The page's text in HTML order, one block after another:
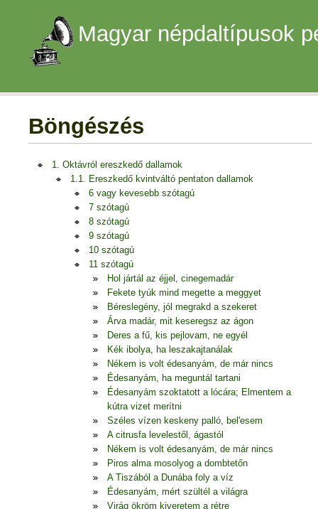
Magyar népdaltípusok
Böngészés
1. Oktávról ereszkedő dallamok
1.1. Ereszkedő kvintváltó pentaton dallamok
6 vagy kevesebb szótagú
7 szótagú
8 szótagú
9 szótagú
10 szótagú
11 szótagú
Hol jártál az éjjel, cinegemadár
Fekete tyúk mind megette a meggyet
Béreslegény, jól megrakd a szekeret
Árva madár, mit keseregsz az ágon
Deres a fű, kis pejlovam, ne egyél
Kék ibolya, ha leszakajtanálak
Nékem is volt édesanyám, de már nincs
Édesanyám, ha meguntál tartani
Édesanyám szoktatott a lócára; Elmentem a
kútra vizet merítni
Széles vízen keskeny palló, bel'esem
A citrusfa levelestől, ágastól
Nékem is volt édesanyám, de már nincs
Piros alma mosolyog a dombtetőn
A Tiszából a Dunába foly a víz
Édesanyám, mért szültél a világra
Virág ökröm kiveretem a rétre